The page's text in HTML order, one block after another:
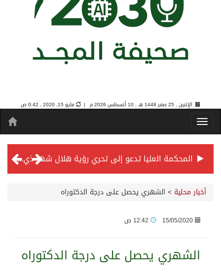
الإثنين , 25 صفر 1448 هـ , 10 أغسطس 2026 م | مايو 15, 2020 , 0:42 ص
المحكمة العليا تدعو إلى تحري رؤية هلال شهر ذي الحجة مساء يوم الأحد الثلاثين من شهر ذي القعدة -حسب تقويم أم القرى- التاسع والعشرين حسب قرار المحكمة العليا
أخبار محلية > الشهري يحصل على درجة الدكتوراه
15/05/2020
الشهري يحصل على درجة الدكتوراه